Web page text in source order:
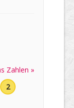
Zahlen »
2